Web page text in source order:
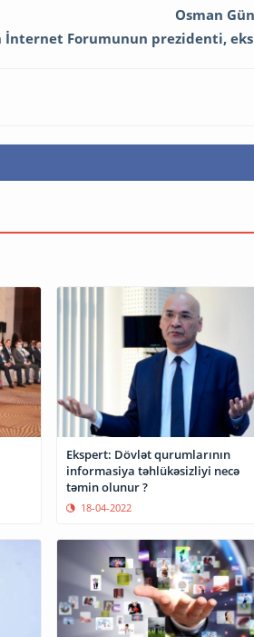
Osman
İnternet Forumunun prezidenti,
Ekspert: Dövlət qurumlarının
informasiya təhlükəsizliyi necə
təmin olunur ?
18-04-2022